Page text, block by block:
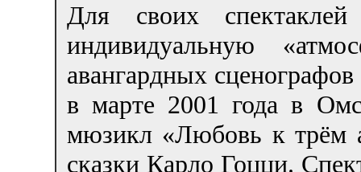
Для своих
индивидуальную
авангардных
в марте 2001 года в
мюзикл «Любовь к трём
сказки Карло Гоцци.